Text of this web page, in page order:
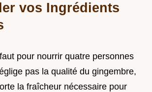
vos Ingrédients
pour nourrir quatre personnes
pas la qualité du gingembre,
la fraîcheur nécessaire pour